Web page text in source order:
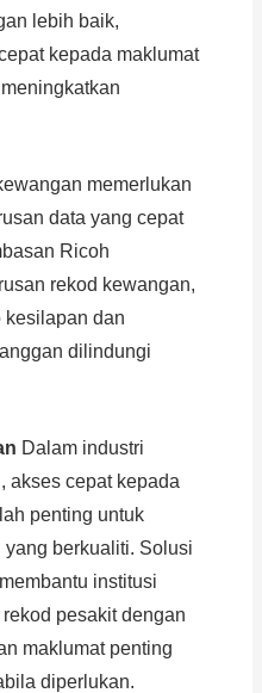
lebih baik,
kepada maklumat
memerlukan
data yang cepat
Ricoh
rekod kewangan,
kesilapan dan
dilindungi
Dalam industri
akses cepat kepada
penting untuk
berkualiti. Solusi
institusi
pesakit dengan
maklumat penting
diperlukan.